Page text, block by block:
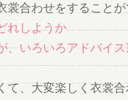
裳合わせをすること
れしようか
、いろいろアドバイ
て、大変楽しく衣裳